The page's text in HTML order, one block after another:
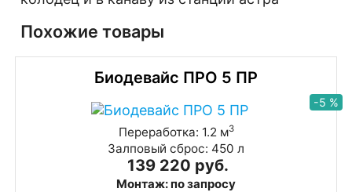
Похожие товары
Биодевайс ПРО 5 ПР
-5 %
Переработка: 1.2 м3
Залповый сброс: 450 л
139 220 руб.
Монтаж: по запросу